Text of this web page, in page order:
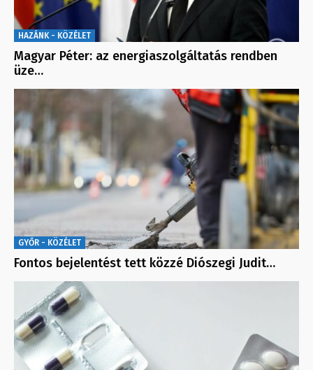
HAZÁNK - KÖZÉLET
Magyar Péter: az energiaszolgáltatás rendben
üze…
GYŐR - KÖZÉLET
Fontos bejelentést tett közzé Diószegi Judit…